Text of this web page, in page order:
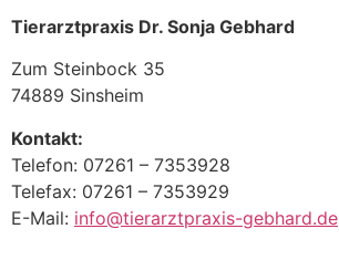
Tierarztpraxis Dr. Sonja Gebhard
Zum Steinbock 35
74889 Sinsheim
Kontakt:
Telefon: 07261 – 7353928
Telefax: 07261 – 7353929
E-Mail: info@tierarztpraxis-gebhard.de